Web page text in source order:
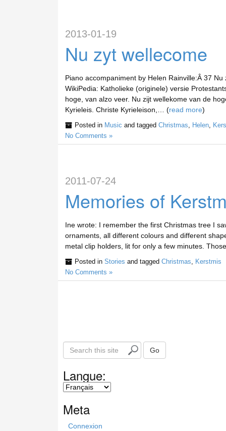
2013-01-19
Nu zyt wellecome
Piano accompaniment by Helen Rainville:Â 37
WikiPedia: Katholieke (originele) versie
hoge, van alzo veer. Nu zijt wellekome van de
Kyrieleis. Christe Kyrieleison,… (read more)
Posted in Music and tagged Christmas Helen,
No Comments »
2011-07-24
Memories of
Ine wrote: I remember the first Christmas tree I
ornaments, all different colours and different
metal clip holders, lit for only a few minutes.
Posted in Stories and tagged Christmas
Kerstmis
No Comments »
S
e
c
Go
Langue:
Meta
Connexion